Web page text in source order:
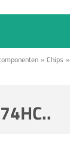
» Chips »